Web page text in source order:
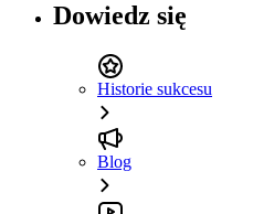
Dowiedz się
Historie sukcesu
Blog